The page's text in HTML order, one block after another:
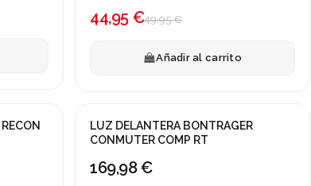
44,95 €49,95 €
Añadir al carrito
LUZ DELANTERA BONTRAGER
CONMUTER COMP RT
169,98 €